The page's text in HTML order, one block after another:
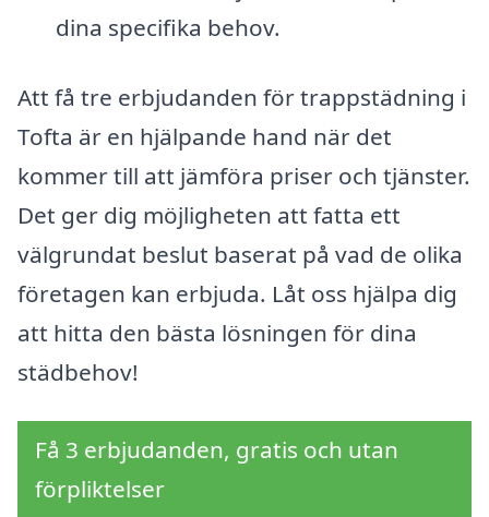
dina specifika behov.
Att få tre erbjudanden för trappstädning i
Tofta är en hjälpande hand när det
kommer till att jämföra priser och tjänster.
Det ger dig möjligheten att fatta ett
välgrundat beslut baserat på vad de olika
företagen kan erbjuda. Låt oss hjälpa dig
att hitta den bästa lösningen för dina
städbehov!
Få 3 erbjudanden, gratis och utan
förpliktelser